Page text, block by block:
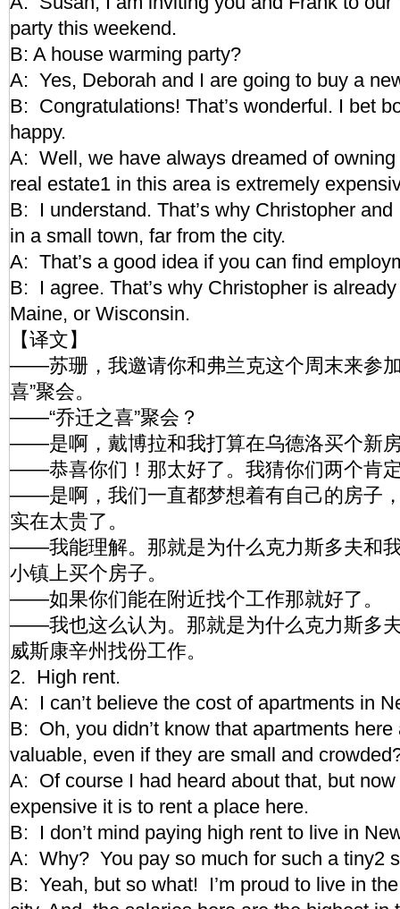
party this weekend.
B: A house warming party?
A: Yes, Deborah and I are going to buy a
B: Congratulations! That’s wonderful. I bet
happy.
A: Well, we have always dreamed of
real estate1 in this area is extremely
B: I understand. That’s why Christopher
in a small town, far from the city.
A: That’s a good idea if you can find
B: I agree. That’s why Christopher is
Maine, or Wisconsin.
【译文】
——苏珊，我邀请你和弗兰克这个周末来参
喜”聚会。
——“乔迁之喜”聚会？
——是啊，戴博拉和我打算在乌德洛买个新
——恭喜你们！那太好了。我猜你们两个肯
——是啊，我们一直都梦想着有自己的房子
实在太贵了。
——我能理解。那就是为什么克力斯多夫和
小镇上买个房子。
——如果你们能在附近找个工作那就好了。
——我也这么认为。那就是为什么克力斯多
威斯康辛州找份工作。
2. High rent.
A: I can’t believe the cost of apartments in
B: Oh, you didn’t know that apartments here
valuable, even if they are small and
A: Of course I had heard about that, but
expensive it is to rent a place here.
B: I don’t mind paying high rent to live in
A: Why? You pay so much for such a tiny2
B: Yeah, but so what! I’m proud to live in